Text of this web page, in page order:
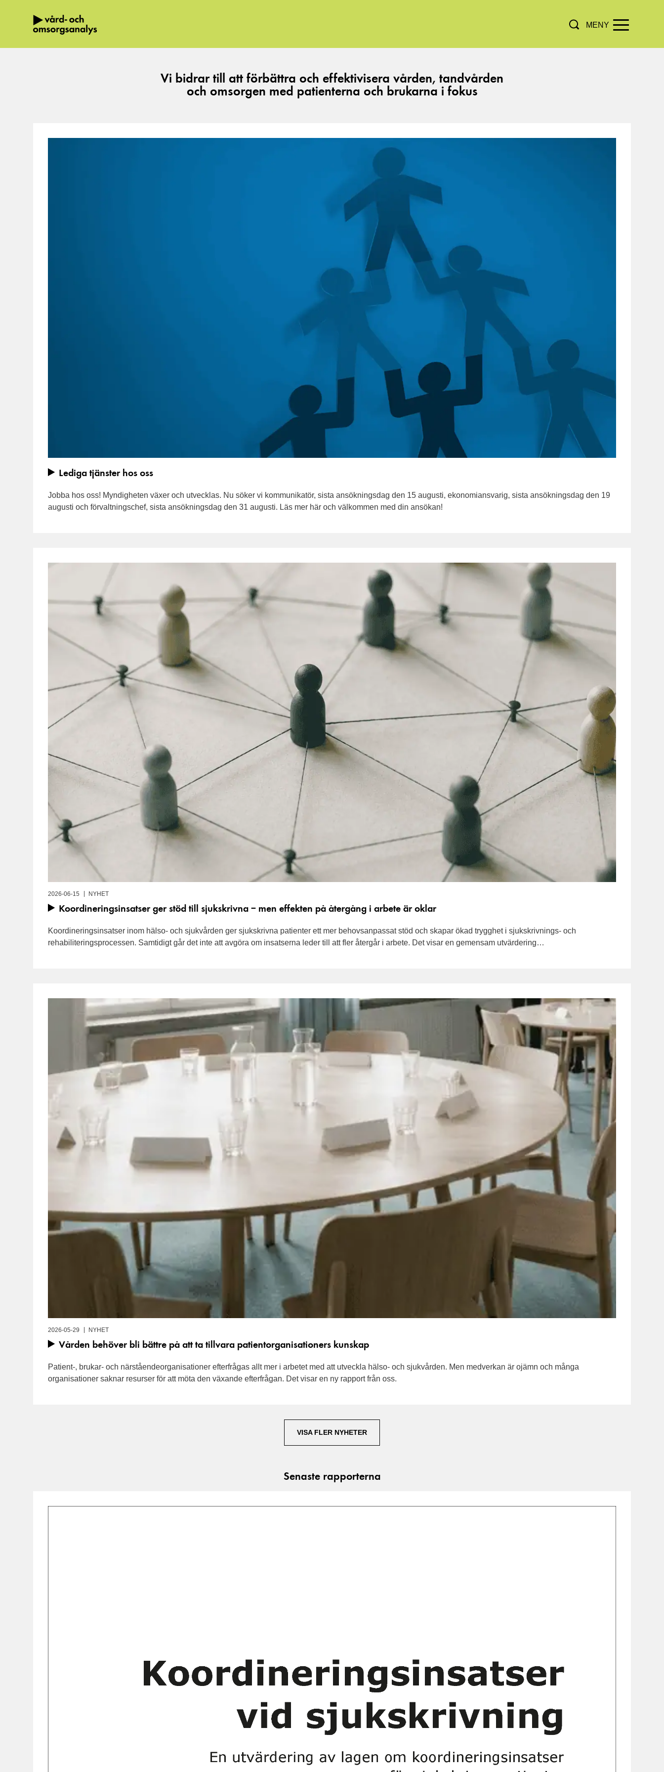
Hoppa direkt till innehållet.
MENY
Myndigheten för vård- och omsorgsanalysVi bidrar till att förbättra och effektivisera vården, tandvården
och omsorgen med patienterna och brukarna i fokus
Lediga tjänster hos oss
Jobba hos oss! Myndigheten växer och utvecklas. Nu söker vi kommunikatör, sista ansökningsdag den 15 augusti, ekonomiansvarig, sista ansökningsdag den 19
augusti och förvaltningschef, sista ansökningsdag den 31 augusti. Läs mer här och välkommen med din ansökan!
2026-06-15 NYHET
Koordineringsinsatser ger stöd till sjukskrivna – men effekten på återgång i arbete är oklar
Koordineringsinsatser inom hälso- och sjukvården ger sjukskrivna patienter ett mer behovsanpassat stöd och skapar ökad trygghet i sjukskrivnings- och
rehabiliteringsprocessen. Samtidigt går det inte att avgöra om insatserna leder till att fler återgår i arbete. Det visar en gemensam utvärdering…
2026-05-29 NYHET
Vården behöver bli bättre på att ta tillvara patientorganisationers kunskap
Patient-, brukar- och närståendeorganisationer efterfrågas allt mer i arbetet med att utveckla hälso- och sjukvården. Men medverkan är ojämn och många
organisationer saknar resurser för att möta den växande efterfrågan. Det visar en ny rapport från oss.
VISA FLER NYHETER
Senaste rapporterna